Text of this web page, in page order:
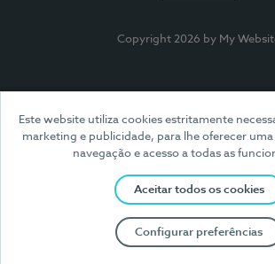
Este website utiliza cookies estritamente
marketing e publicidade, para lhe oferecer
navegação e acesso a todas as
Aceitar todos os cookies
Configurar preferências
Copyright 2026 by My